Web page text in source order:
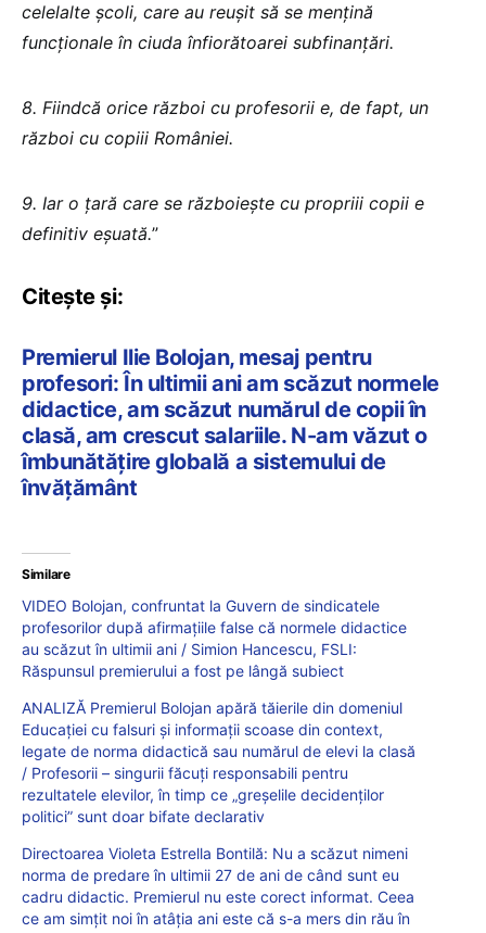
celelalte școli, care au reușit să se mențină
funcționale în ciuda înfiorătoarei subfinanțări.
8. Fiindcă orice război cu profesorii e, de fapt, un
război cu copiii României.
9. Iar o țară care se războiește cu propriii copii e
definitiv eșuată.”
Citește și:
Premierul Ilie Bolojan, mesaj pentru
profesori: În ultimii ani am scăzut normele
didactice, am scăzut numărul de copii în
clasă, am crescut salariile. N-am văzut o
îmbunătățire globală a sistemului de
învățământ
Similare
VIDEO Bolojan, confruntat la Guvern de sindicatele
profesorilor după afirmațiile false că normele didactice
au scăzut în ultimii ani / Simion Hancescu, FSLI:
Răspunsul premierului a fost pe lângă subiect
ANALIZĂ Premierul Bolojan apără tăierile din domeniul
Educației cu falsuri și informații scoase din context,
legate de norma didactică sau numărul de elevi la clasă
/ Profesorii – singurii făcuți responsabili pentru
rezultatele elevilor, în timp ce „greșelile decidenților
politici” sunt doar bifate declarativ
Directoarea Violeta Estrella Bontilă: Nu a scăzut nimeni
norma de predare în ultimii 27 de ani de când sunt eu
cadru didactic. Premierul nu este corect informat. Ceea
ce am simțit noi în atâția ani este că s-a mers din rău în